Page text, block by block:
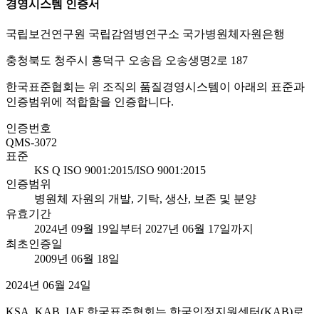
경영시스템 인증서
국립보건연구원 국립감염병연구소 국가병원체자원은행
충청북도 청주시 흥덕구 오송읍 오송생명2로 187
한국표준협회는 위 조직의 품질경영시스템이 아래의 표준과
인증범위에 적합함을 인증합니다.
인증번호
QMS-3072
표준
KS Q ISO 9001:2015/ISO 9001:2015
인증범위
병원체 자원의 개발, 기탁, 생산, 보존 및 분양
유효기간
2024년 09월 19일부터 2027년 06월 17일까지
최초인증일
2009년 06월 18일
2024년 06월 24일
KSA, KAB, IAF 한국표준협회는 한국인정지원센터(KAB)로